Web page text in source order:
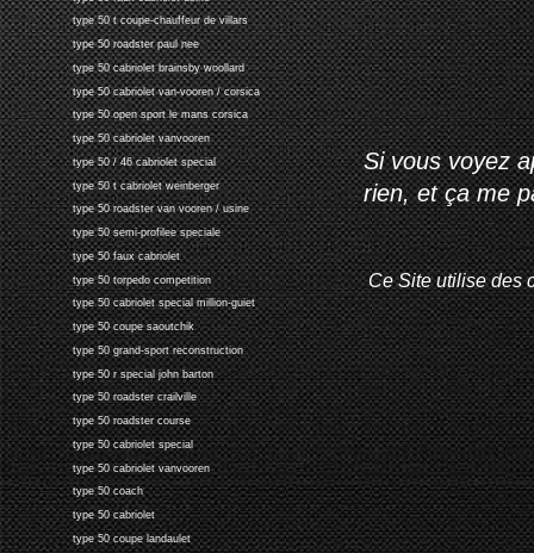
type 50 t coupe-chauffeur de villars
type 50 roadster paul nee
type 50 cabriolet brainsby woollard
type 50 cabriolet van-vooren / corsica
type 50 open sport le mans corsica
type 50 cabriolet vanvooren
type 50 / 46 cabriolet special
type 50 t cabriolet weinberger
type 50 roadster van vooren / usine
type 50 semi-profilee speciale
type 50 faux cabriolet
type 50 torpedo competition
type 50 cabriolet special million-guiet
type 50 coupe saoutchik
type 50 grand-sport reconstruction
type 50 r special john barton
type 50 roadster crailville
type 50 roadster course
type 50 cabriolet special
type 50 cabriolet vanvooren
type 50 coach
type 50 cabriolet
type 50 coupe landaulet
Si vous voyez
rien, et ça me
Ce Site utilise des